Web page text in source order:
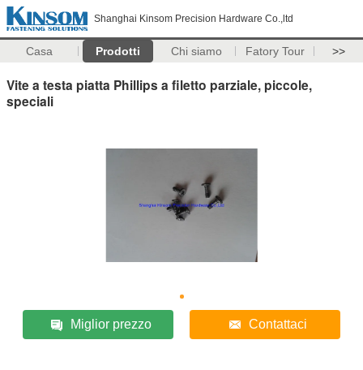
Shanghai Kinsom Precision Hardware Co.,ltd
Casa Prodotti Chi siamo Fatory Tour >>
Vite a testa piatta Phillips a filetto parziale, piccole,
speciali
Miglior prezzo Contattaci